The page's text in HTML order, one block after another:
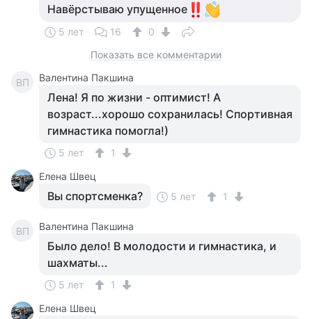
Навёрстываю упущенное
5 лет 16
0
Показать все комментарии
ВП Валентина Пакшина
Лена! Я по жизни - оптимист! А
возраст...хорошо сохранилась! Споpтивная
гимнастика помогла!)
5 лет
1
Елена Швец
Вы спортсменка? 5 лет 1
ВП Валентина Пакшина
Было дело! В молодости и гимнастика, и
шахматы...
5 лет
1
Елена Швец